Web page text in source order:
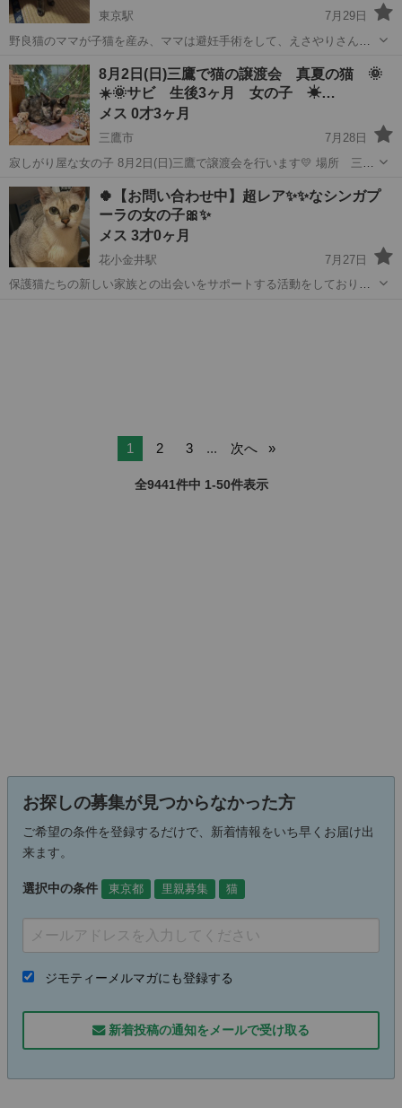
東京駅
7月29日
野良猫のママが子猫を産み、ママは避妊手術をして、えさやりさんが
家族を探しています。 おっとりしていていますが、ねこじゃらしは 兄
弟の黒猫、そらくんよりも食い...
東京 中央区 東京駅 猫 ワクチン
8月2日(日)三鷹で猫の譲渡会 真夏の猫 🌞
☀️🌞サビ 生後3ヶ月 女の子 ☀…
メス 0才3ヶ月
三鷹市
7月28日
寂しがり屋な女の子 8月2日(日)三鷹で譲渡会を行います💛 場所 三鷹
徒歩5分 時間 午前11時〜３時 みたか123のＸを参...
東京 三鷹市 サビ
🍀【お問い合わせ中】超レア✨️✨️なシンガプ
ーラの女の子🎀✨️
メス 3才0ヶ月
花小金井駅
7月27日
保護猫たちの新しい家族との出会いをサポートする活動をしておりま
1 2 3 ... 次へ
全9441件中 1-50件表示
お探しの募集が見つからなかった方
ご希望の条件を登録するだけで、新着情報をいち早くお届け出
来ます。
選択中の条件 東京都 里親募集 猫
ジモティーメルマガにも登録する
新着投稿の通知をメールで受け取る